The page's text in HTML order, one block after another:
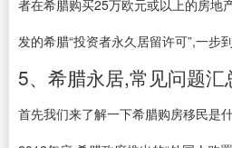
者在希腊购买25万欧元或以上的房地
发的希腊“投资者永久居留许可”,一步
5、希腊永居,常见问题汇
首先我们来了解一下希腊购房移民是